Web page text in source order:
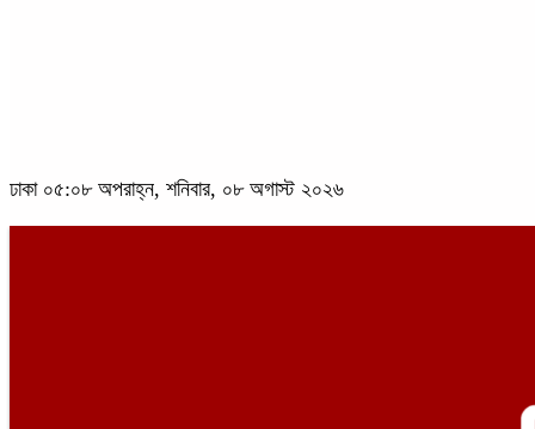
ঢাকা ০৫:০৮ অপরাহ্ন, শনিবার, ০৮ অগাস্ট ২০২৬